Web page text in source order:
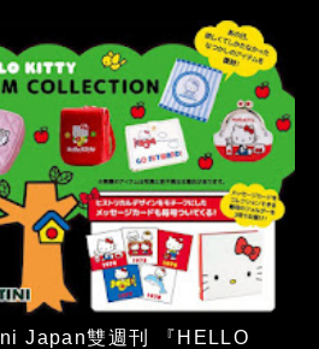
Japan雙週刊 『HELLO